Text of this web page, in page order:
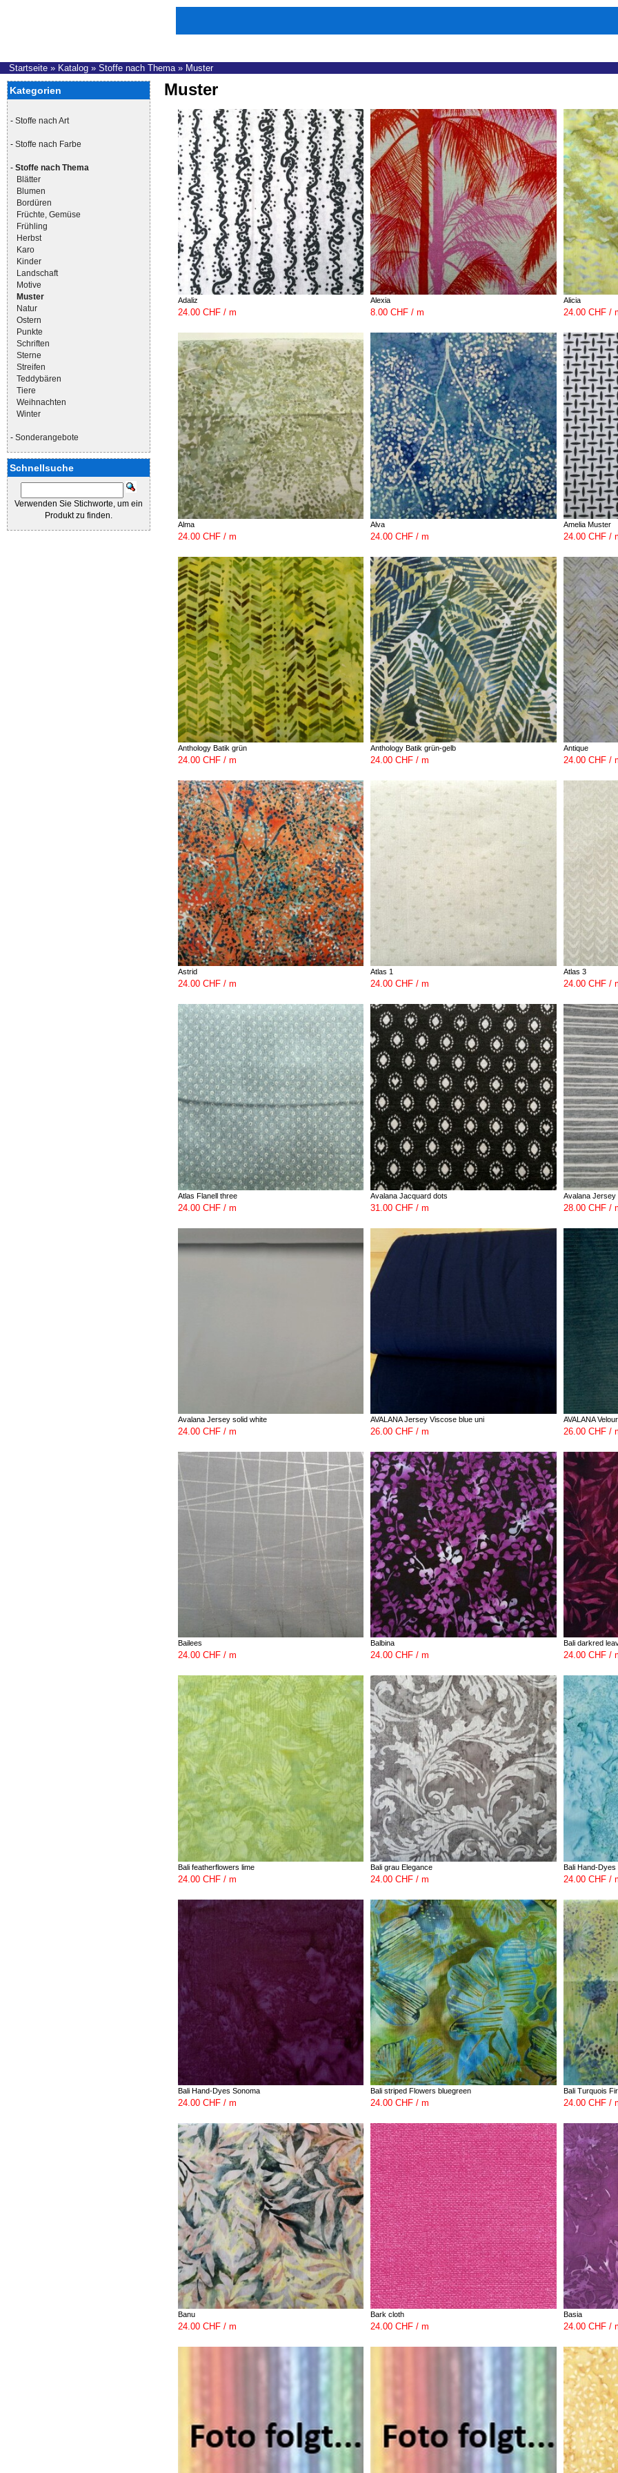
Startseite » Katalog » Stoffe nach Thema» Muster
Kategorien
- Stoffe nach Art
- Stoffe nach Farbe
- Stoffe nach Thema
Blätter
Blumen
Bordüren
Früchte, Gemüse
Frühling
Herbst
Karo
Kinder
Landschaft
Motive
Muster
Natur
Ostern
Punkte
Schriften
Sterne
Streifen
Teddybären
Tiere
Weihnachten
Winter
- Sonderangebote
Schnellsuche
Verwenden Sie Stichworte, um ein
Produkt zu finden.
Muster
Adaliz
24.00 CHF / m
Alexia
8.00 CHF / m
Alicia
24.00 CHF /
Alma
24.00 CHF / m
Alva
24.00 CHF / m
Amelia Muster
24.00 CHF /
Anthology Batik grün
24.00 CHF / m
Anthology Batik grün-gelb
24.00 CHF / m
Antique
24.00 CHF /
Astrid
24.00 CHF / m
Atlas 1
24.00 CHF / m
Atlas 3
24.00 CHF /
Atlas Flanell three
24.00 CHF / m
Avalana Jacquard dots
31.00 CHF / m
Avalana Jersey
28.00 CHF /
Avalana Jersey solid white
24.00 CHF / m
AVALANA Jersey Viscose blue uni
26.00 CHF / m
AVALANA
26.00 CHF /
Bailees
24.00 CHF / m
Balbina
24.00 CHF / m
Bali darkred
24.00 CHF /
Bali featherflowers lime
24.00 CHF / m
Bali grau Elegance
24.00 CHF / m
Bali Hand-Dyes
24.00 CHF /
Bali Hand-Dyes Sonoma
24.00 CHF / m
Bali striped Flowers bluegreen
24.00 CHF / m
Bali Turquois
24.00 CHF /
Banu
24.00 CHF / m
Bark cloth
24.00 CHF / m
Basia
24.00 CHF /